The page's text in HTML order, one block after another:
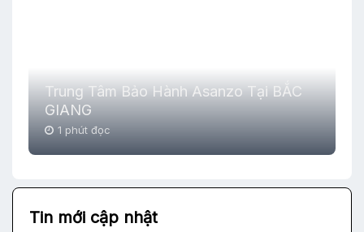
Trung Tâm Bảo Hành Asanzo Tại BẮC
GIANG
1 phút đọc
Tin mới cập nhật